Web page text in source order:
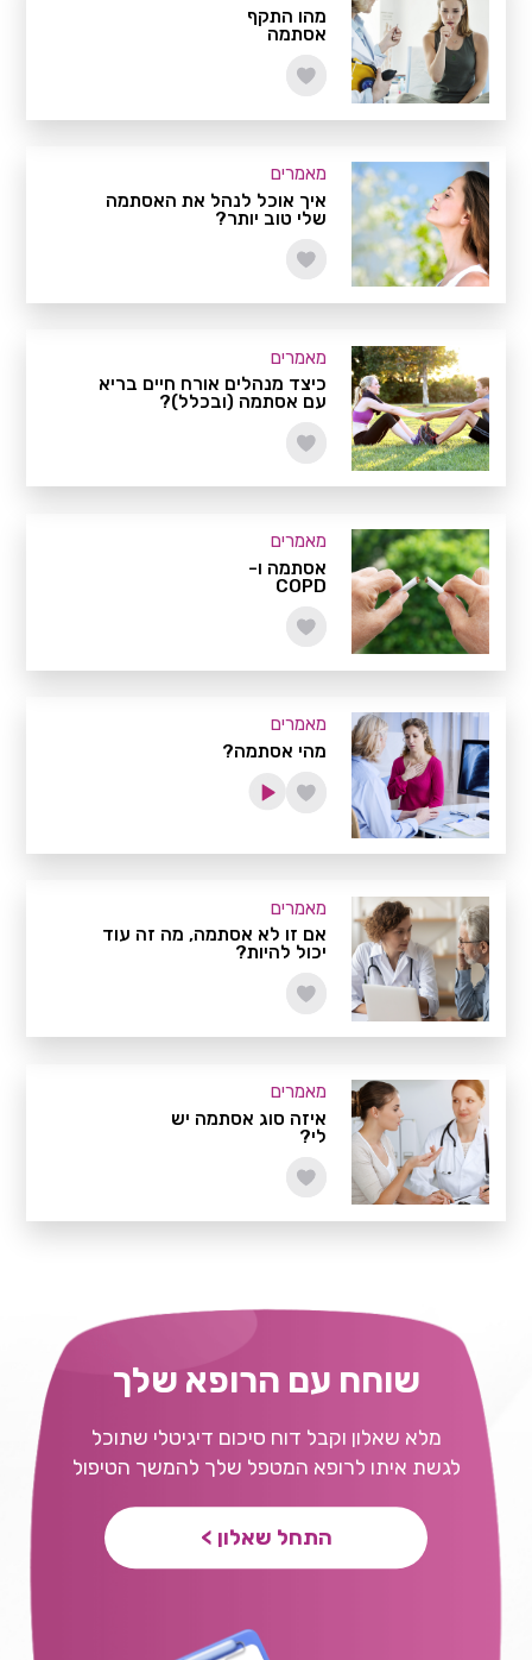
מהו התקף
אסתמה
מאמרים
איך אוכל לנהל את האסתמה
שלי טוב יותר?
מאמרים
כיצד מנהלים אורח חיים בריא
עם אסתמה (ובכלל)?
מאמרים
אסתמה ו-
COPD
מאמרים
מהי אסתמה?
מאמרים
אם זו לא אסתמה, מה זה עוד
יכול להיות?
מאמרים
איזה סוג אסתמה יש
לי?
שוחח עם הרופא שלך
מלא שאלון וקבל דוח סיכום דיגיטלי שתוכל
לגשת איתו לרופא המטפל שלך להמשך הטיפול
התחל שאלון >